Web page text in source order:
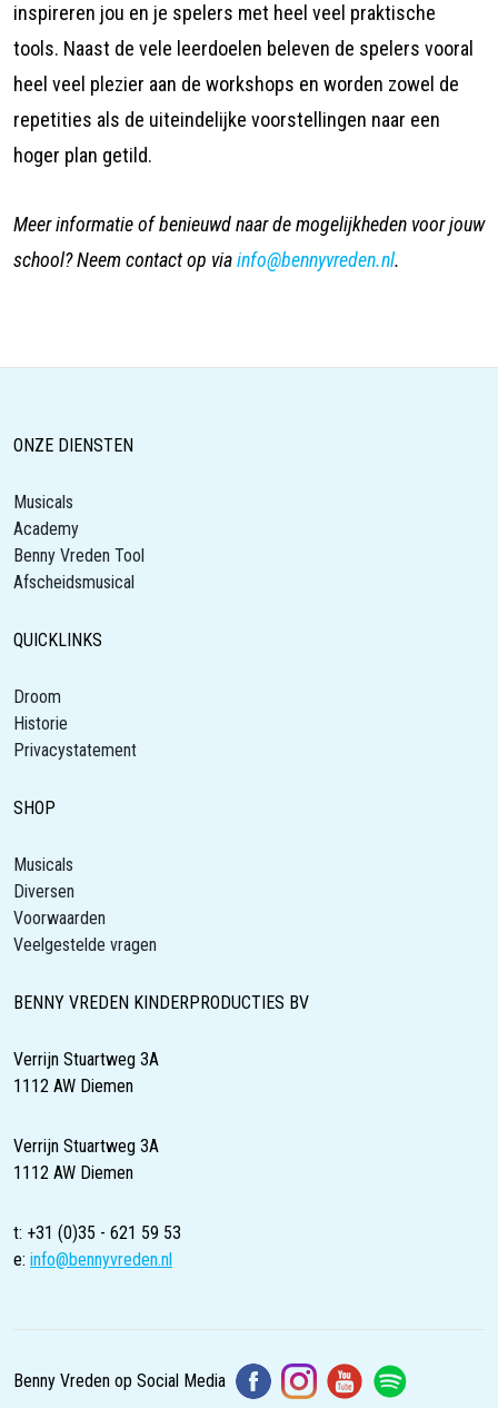
inspireren jou en je spelers met heel veel praktische
tools. Naast de vele leerdoelen beleven de spelers vooral
heel veel plezier aan de workshops en worden zowel de
repetities als de uiteindelijke voorstellingen naar een
hoger plan getild.
Meer informatie of benieuwd naar de mogelijkheden voor jouw
school? Neem contact op viainfo@bennyvreden.nl.
ONZE DIENSTEN
Musicals
Academy
Benny Vreden Tool
Afscheidsmusical
QUICKLINKS
Droom
Historie
Privacystatement
SHOP
Musicals
Diversen
Voorwaarden
Veelgestelde vragen
BENNY VREDEN KINDERPRODUCTIES BV
Verrijn Stuartweg 3A
1112 AW Diemen
Verrijn Stuartweg 3A
1112 AW Diemen
t: +31 (0)35 - 621 59 53
e: info@bennyvreden.nl
Benny Vreden op Social Media